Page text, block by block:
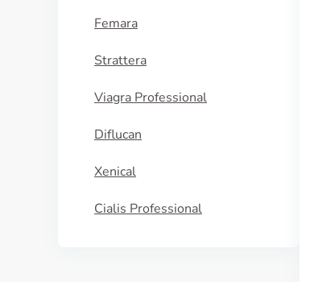
Femara
Strattera
Viagra Professional
Diflucan
Xenical
Cialis Professional